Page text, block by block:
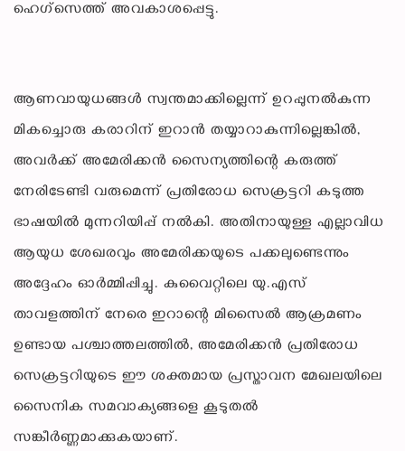
ഹെഗ്സെത്ത് അവകാശപ്പെട്ടു.
ആണവായുധങ്ങൾ സ്വന്തമാക്കില്ലെന്ന് ഉറപ്പുനൽകുന്ന
മികച്ചൊരു കരാറിന് ഇറാൻ തയ്യാറാകുന്നില്ലെങ്കിൽ,
അവർക്ക് അമേരിക്കൻ സൈന്യത്തിന്റെ കരുത്ത്
നേരിടേണ്ടി വരുമെന്ന് പ്രതിരോധ സെക്രട്ടറി കടുത്ത
ഭാഷയിൽ മുന്നറിയിപ്പ് നൽകി. അതിനായുള്ള എല്ലാവിധ
ആയുധ ശേഖരവും അമേരിക്കയുടെ പക്കലുണ്ടെന്നും
അദ്ദേഹം ഓർമ്മിപ്പിച്ചു. കുവൈറ്റിലെ യു.എസ്
താവളത്തിന് നേരെ ഇറാന്റെ മിസൈൽ ആക്രമണം
ഉണ്ടായ പശ്ചാത്തലത്തിൽ, അമേരിക്കൻ പ്രതിരോധ
സെക്രട്ടറിയുടെ ഈ ശക്തമായ പ്രസ്താവന മേഖലയിലെ
സൈനിക സമവാക്യങ്ങളെ കൂടുതൽ
സങ്കീർണ്ണമാക്കുകയാണ്.